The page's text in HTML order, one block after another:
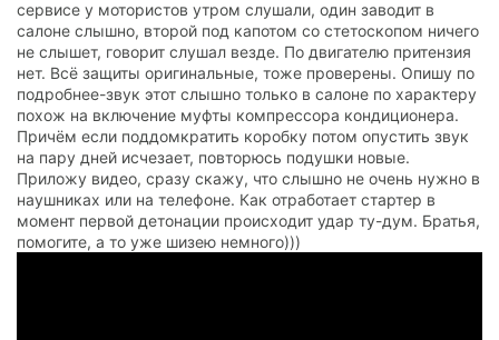
сервисе у мотористов утром слушали, один заводит в
салоне слышно, второй под капотом со стетоскопом ничего
не слышет, говорит слушал везде. По двигателю притензия
нет. Всё защиты оригинальные, тоже проверены. Опишу по
подробнее-звук этот слышно только в салоне по характеру
похож на включение муфты компрессора кондиционера.
Причём если поддомкратить коробку потом опустить звук
на пару дней исчезает, повторюсь подушки новые.
Приложу видео, сразу скажу, что слышно не очень нужно в
наушниках или на телефоне. Как отработает стартер в
момент первой детонации происходит удар ту-дум. Братья,
помогите, а то уже шизею немного)))